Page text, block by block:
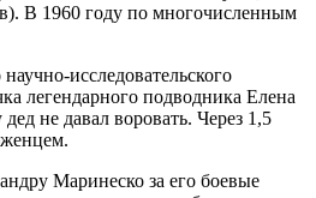
В 1960 году по многочисленным
исследовательского
легендарного подводника Елена
не давал воровать. Через 1,5
Маринеско за его боевые